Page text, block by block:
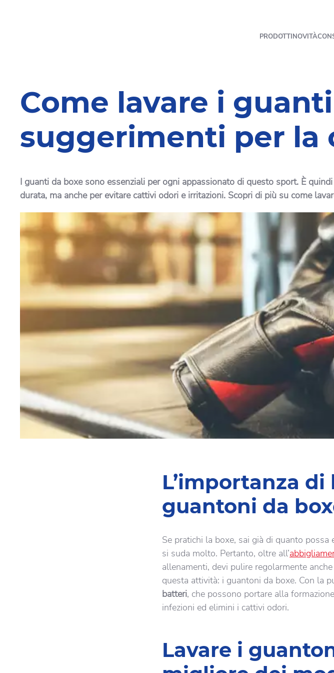
PRODOTTINOVITÀ
Come lavare i
suggerimenti per la
I guanti da boxe sono essenziali per ogni appassionato di questo sport. È
durata, ma anche per evitare cattivi odori e irritazioni. Scopri di più su come
L’importanza di
guantoni da
Se pratichi la boxe, sai già di quanto
si suda molto. Pertanto, oltre all’
allenamenti, devi pulire regolarmente
questa attività: i guantoni da boxe. Con la
batteri, che possono portare alla
infezioni ed elimini i cattivi odori.
Lavare i